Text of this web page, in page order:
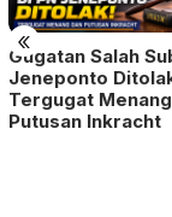
«
Gugatan Salah
Jeneponto
Tergugat
Putusan Inkracht